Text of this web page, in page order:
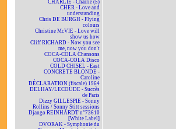
CHARLIE - Charlie (5)
CHER - Love and
understanding
Chris DE BURGH - Flying
colours
Christine McVIE - Love will
show us how
Cliff RICHARD - Now you see
me, now you don't
COCA-COLA Chansons
COCA-COLA Disco
COLD CHISEL - East
CONCRETE BLONDE -
Caroline
DÉCLARATION (fiscale) 1964
DELHAY/LECOUDE - Succès
de Paris
Dizzy GILLESPIE - Sonny
Rollins / Sonny Stitt sessions
Django REINHARDT n°73610
[White Label]
DVORAK - Symphonie du